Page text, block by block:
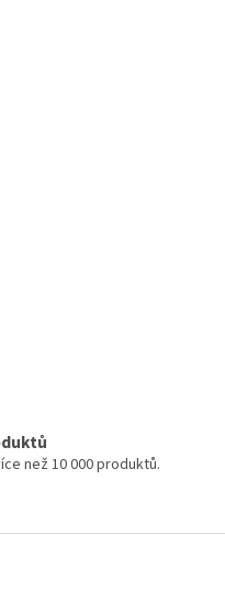
než 10 000 produktů.